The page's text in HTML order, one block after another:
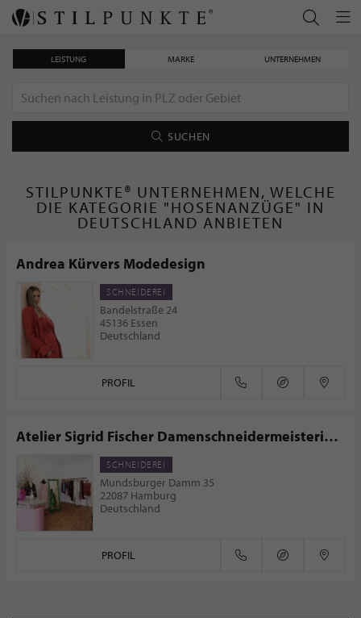
LEISTUNG MARKE UNTERNEHMEN
SUCHEN
STILPUNKTE® UNTERNEHMEN, WELCHE
DIE KATEGORIE "HOSENANZÜGE" IN
DEUTSCHLAND ANBIETEN
Andrea Kürvers Modedesign
SCHNEIDEREI
Bandelstraße 24
45136 Essen
Deutschland
PROFIL
Atelier Sigrid Fischer Damenschneidermeisterin
SchnittdirektriceSCHNEIDEREI
Mundsburger Damm 35
22087 Hamburg
Deutschland
PROFIL